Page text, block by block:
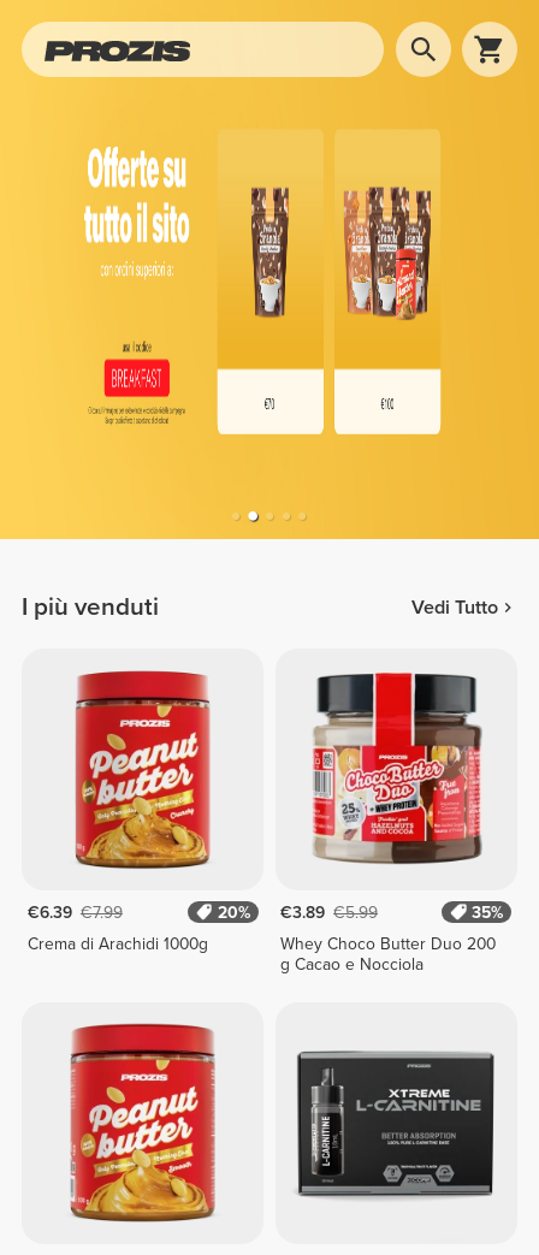
I più venduti Vedi Tutto
€6.39 €7.99
20%
Crema di Arachidi 1000g
€3.89 €5.99
35%
Whey Choco Butter Duo 200
g Cacao e Nocciola